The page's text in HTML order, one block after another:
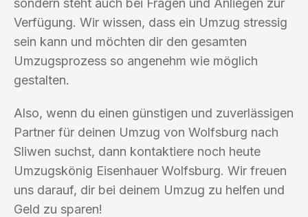
sondern steht auch bei Fragen und Anliegen zur
Verfügung. Wir wissen, dass ein Umzug stressig
sein kann und möchten dir den gesamten
Umzugsprozess so angenehm wie möglich
gestalten.
Also, wenn du einen günstigen und zuverlässigen
Partner für deinen Umzug von Wolfsburg nach
Sliwen suchst, dann kontaktiere noch heute
Umzugskönig Eisenhauer Wolfsburg. Wir freuen
uns darauf, dir bei deinem Umzug zu helfen und
Geld zu sparen!